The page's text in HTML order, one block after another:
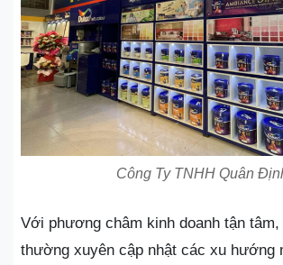
Công Ty TNHH Quân
Với phương châm kinh doanh tận
thường xuyên cập nhật các xu hướng